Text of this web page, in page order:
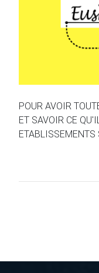
POUR AVOIR
ET SAVOIR CE
ETABLISSEMENTS